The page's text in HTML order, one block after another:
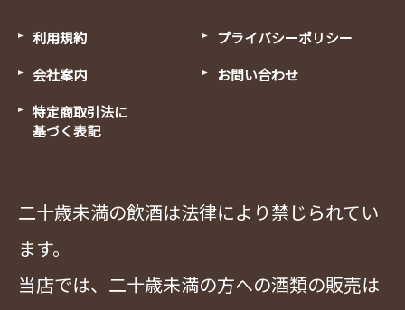
利用規約
プライバシーポリシー
会社案内
お問い合わせ
特定商取引法に
基づく表記
二十歳未満の飲酒は法律により禁じられてい
ます。
当店では、二十歳未満の方への酒類の販売は